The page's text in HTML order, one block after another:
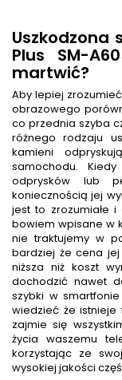
Uszkodzona
Plus SM-
martwić?
Aby lepiej
obrazowego
co przednia szyba
różnego rodzaju
kamieni
samochodu.
odprysków lub
koniecznością jej
jest to zrozumiałe i
bowiem wpisane w
nie traktujemy w
bardziej że cena
niższa niż koszt
dochodzić nawet
szybki w
wiedzieć że
zajmie się
życia waszemu
korzystając ze
wysokiej jakości